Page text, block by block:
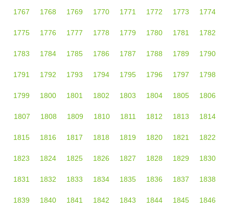
1767 1768 1769 1770 1771 1772 1773 1774
1775 1776 1777 1778 1779 1780 1781 1782
1783 1784 1785 1786 1787 1788 1789 1790
1791 1792 1793 1794 1795 1796 1797 1798
1799 1800 1801 1802 1803 1804 1805 1806
1807 1808 1809 1810 1811 1812 1813 1814
1815 1816 1817 1818 1819 1820 1821 1822
1823 1824 1825 1826 1827 1828 1829 1830
1831 1832 1833 1834 1835 1836 1837 1838
1839 1840 1841 1842 1843 1844 1845 1846